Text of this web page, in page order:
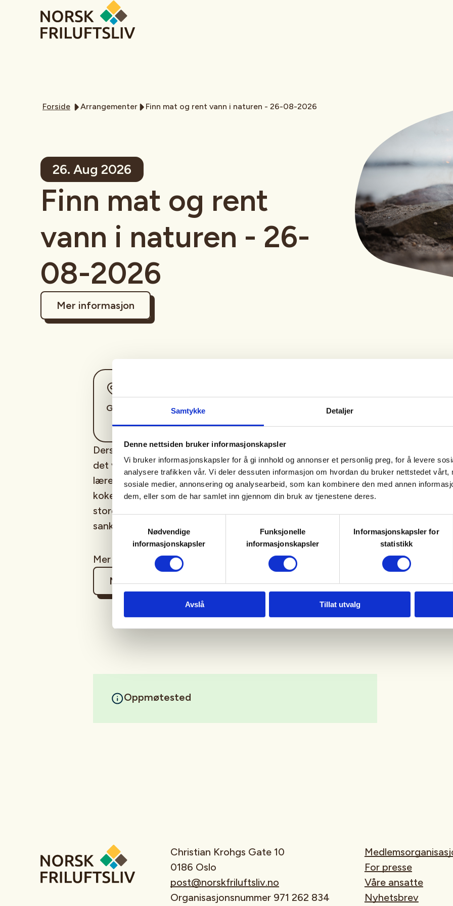
Samtykke Detaljer
Denne nettsiden bruker informasjonskapsler
Vi bruker informasjonskapsler for å gi innhold og annonser et personlig preg, for å levere
analysere trafikken vår. Vi deler dessuten informasjon om hvordan du bruker nettstedet vårt,
sosiale medier, annonsering og analysearbeid, som kan kombinere den med annen
dem, eller som de har samlet inn gjennom din bruk av tjenestene deres.
Nødvendige
informasjonskapsler
Funksjonelle
informasjonskapsler
Informasjonskapsler for
statistikk
Avslå Tillat utvalg
Forside Arrangementer Finn mat og rent vann i naturen - 26-08-2026
26. Aug 2026
Finn mat og rent
vann i naturen - 26-
08-2026
Mer informasjon
Gjesdal
Kl. 18.00 - 20.00
Melhus Jeger- og
Dersom krisen er et faktum, er det veldig viktig at vi kan bruke
det vi har av ressurser i naturen. Bli med på en kveld hvor vi
lærer hvordan vi finner vann, hvordan vannet kan renses og
kokes for å være trygg til drikke og matlaging. Vi har også
store matressurser rundt oss vi kan høste av, både ved jakt og
sanking.
Mer info kommer etter hvert!
Mer informasjon
Oppmøtested
Christian Krohgs Gate 10
0186 Oslo
post@norskfriluftsliv.no
Organisasjonsnummer 971 262 834
For presse
Våre ansatte
Nyhetsbrev